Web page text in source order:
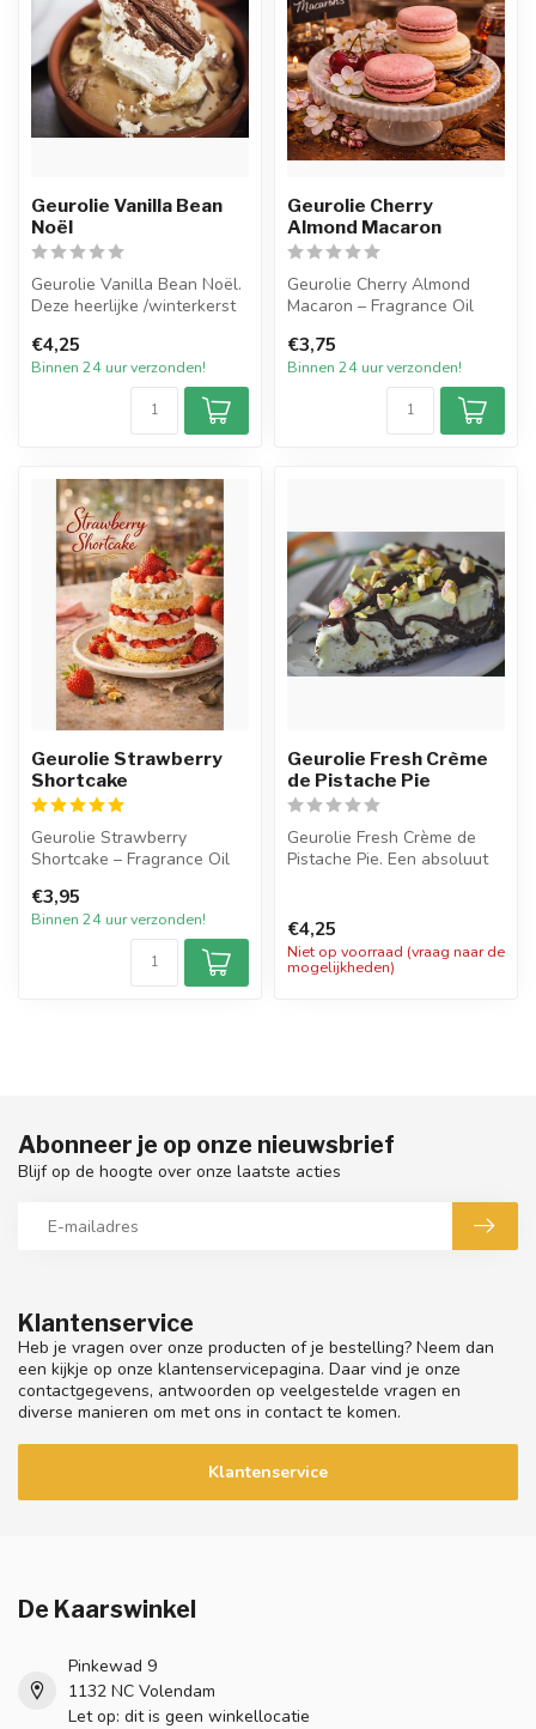
Geurolie Vanilla Bean
Noël
Geurolie Vanilla Bean Noël.
Deze heerlijke /winterkerst
€4,25
Binnen 24 uur verzonden!
Geurolie Cherry
Almond Macaron
Geurolie Cherry Almond
Macaron – Fragrance Oil
Cherry Almond Macaron is
een w...
€3,75
Binnen 24 uur verzonden!
Geurolie Strawberry
Shortcake
Geurolie Strawberry
Shortcake – Fragrance Oil
Strawberry Shortcake is
een hee...
€3,95
Binnen 24 uur verzonden!
Geurolie Fresh Crème
de Pistache Pie
Geurolie Fresh Crème de
Pistache Pie. Een absoluut
€4,25
Niet op voorraad (vraag naar de
mogelijkheden)
Klantenservice
Heb je vragen over onze producten of je bestelling? Neem dan
een kijkje op onze klantenservicepagina. Daar vind je onze
contactgegevens, antwoorden op veelgestelde vragen en
diverse manieren om met ons in contact te komen.
Klantenservice
Abonneer je op onze nieuwsbrief
Blijf op de hoogte over onze laatste acties
De Kaarswinkel
Pinkewad 9
1132 NC Volendam
Let op: dit is geen winkellocatie